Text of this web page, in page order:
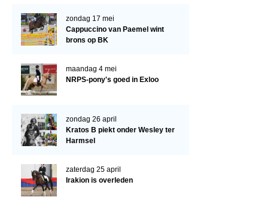
Veulen registratie
Predicaten
WBSFH
Zoek een hengst
zondag 17 mei
Cappuccino van Paemel wint
brons op BK
maandag 4 mei
NRPS-pony's goed in Exloo
zondag 26 april
Kratos B piekt onder Wesley ter
Harmsel
zaterdag 25 april
Irakion is overleden